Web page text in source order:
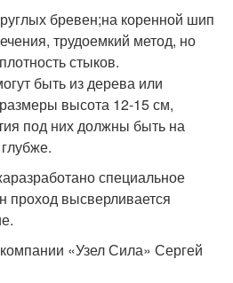
бревен;на коренной шип
трудоемкий метод, но
стыков.
быть из дерева или
высота 12-15 см,
под них должны быть на
специальное
проход высверливается
«Узел Сила» Сергей